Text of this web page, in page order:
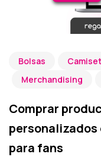
Bolsas
Merchandising
Comprar
para fans